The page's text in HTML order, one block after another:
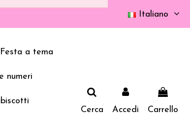
Italiano
Festa a tema
numeri
Cerca Accedi Carrello